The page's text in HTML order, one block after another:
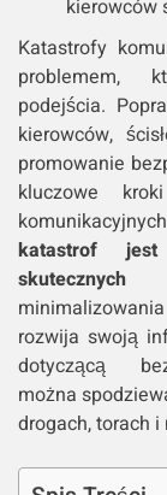
kierowców
Katastrofy
problemem,
podejścia.
kierowców,
promowanie
kluczowe
katastrof
skutecznych
rozwija swoją
dotyczącą
można
drogach, torach i